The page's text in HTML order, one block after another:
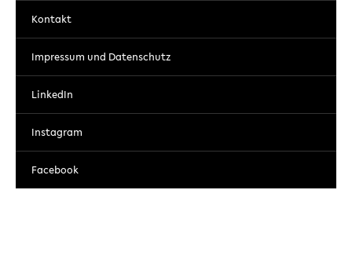
Kontakt
Impressum und Datenschutz
LinkedIn
Instagram
Facebook